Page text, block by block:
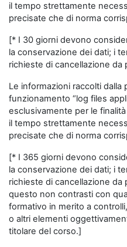
il tempo strettamente
precisate che di norma
[* I 30 giorni devono
la conservazione dei dati; i
richieste di cancellazione da
Le informazioni raccolti
funzionamento “log files
esclusivamente per le
il tempo strettamente
precisate che di norma
[* I 365 giorni devono
la conservazione dei dati; i
richieste di cancellazione da
questo non contrasti con
formativo in merito a
o altri elementi
titolare del corso.]